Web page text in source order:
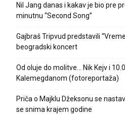
Nil Jang danas i kakav je bio pre
minutnu “Second Song”
Gajbraš Tripvud predstavili
beogradski koncert
Od oluje do molitve… Nik Kejv i
Kalemegdanom (fotoreportaža)
Priča o Majklu Džeksonu se
se snima krajem godine